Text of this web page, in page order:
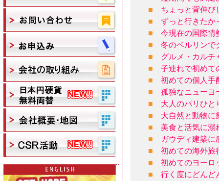
■
ちょっと背伸び
■
ずっと行きたか
■
今現在の国際情
■
冬のベルリンで
■
グルメ・カルチ
■
子連れで初めて
■
初めての個人手
■
孤独なニューヨ
■
大人のパリひと
■
大自然と動物に
■
美食と活気に溺
■
ガウディ建築に
■
初めての海外旅
■
初めてのヨーロ
■
行く度にどんど